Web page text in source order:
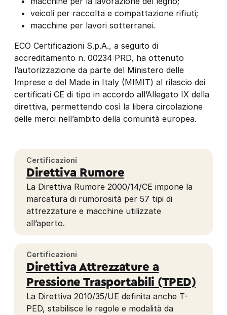
veicoli per raccolta e compattazione rifiuti;
macchine per lavori sotterranei.
ECO Certificazioni S.p.A., a seguito di
accreditamento n. 00234 PRD, ha ottenuto
l’autorizzazione da parte del Ministero delle
Imprese e del Made in Italy (MIMIT) al rilascio dei
certificati CE di tipo in accordo all’Allegato IX della
direttiva, permettendo così la libera circolazione
delle merci nell’ambito della comunità europea.
Certificazioni
Direttiva Rumore
La Direttiva Rumore 2000/14/CE impone la
marcatura di rumorosità per 57 tipi di
attrezzature e macchine utilizzate
all’aperto.
Certificazioni
Direttiva Attrezzature a
Pressione Trasportabili (TPED)
La Direttiva 2010/35/UE definita anche T-
PED, stabilisce le regole e modalità da